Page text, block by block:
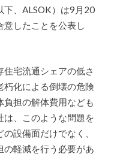
下、ALSOK）は9月20
意したことを公表し
宅流通シェアの低さ
朽化による倒壊の危険
担の解体費用なども
は、このような問題を
設備面だけでなく、
の軽減を行う必要があ